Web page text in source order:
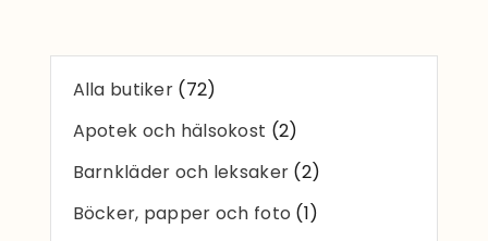
Alla butiker(72)
Apotek och hälsokost (2)
Barnkläder och leksaker (2)
Böcker, papper och foto (1)